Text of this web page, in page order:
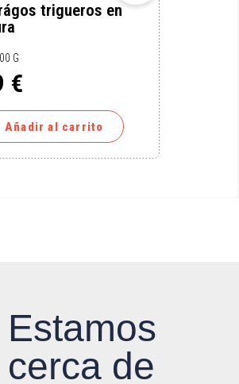
trigueros en
G
€
Añadir al carrito
Estamos
cerca de